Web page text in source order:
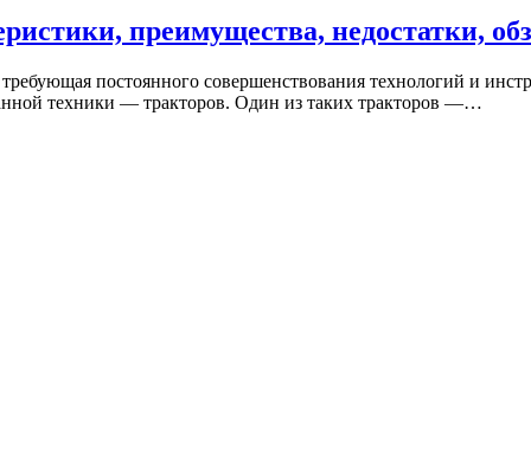
преимущества, недостатки,
постоянного совершенствования технологий и
техники — тракторов. Один из таких тракторов —…